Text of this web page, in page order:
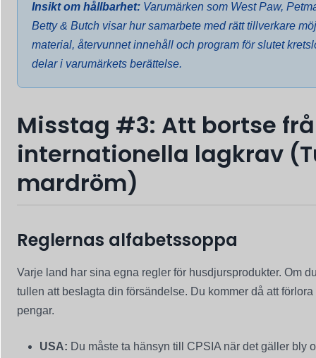
Insikt om hållbarhet: Varumärken som West Paw,
Betty & Butch visar hur samarbete med rätt tillverkare
material, återvunnet innehåll och program för slutet
delar i varumärkets berättelse.
Misstag #3: Att bortse
internationella lagkrav
mardröm)
Reglernas alfabetssoppa
Varje land har sina egna regler för husdjursprodukter. Om
tullen att beslagta din försändelse. Du kommer då att
pengar.
USA: Du måste ta hänsyn till CPSIA när det gäller bly